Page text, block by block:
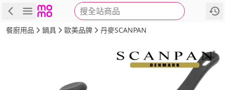
搜全站商品
商品 評價 詳情
餐廚用品 鍋具 歐美品牌 丹麥SCANPAN